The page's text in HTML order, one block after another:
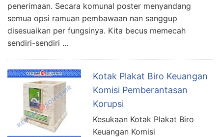
penerimaan. Secara komunal poster menyandang
semua opsi ramuan pembawaan nan sanggup
disesuaikan per fungsinya. Kita becus memecah
sendiri-sendiri …
Kotak Plakat Biro Keuangan
Komisi Pemberantasan
Korupsi
Kesukaan Kotak Plakat Biro
Keuangan Komisi